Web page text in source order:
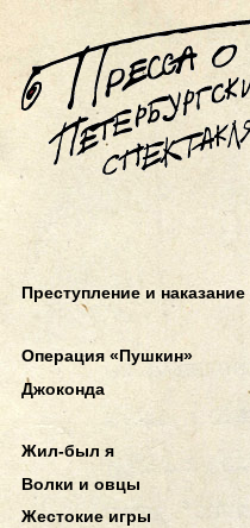
Преступление и наказание
Операция «Пушкин»
Джоконда
Жил-был я
Волки и овцы
Жестокие игры